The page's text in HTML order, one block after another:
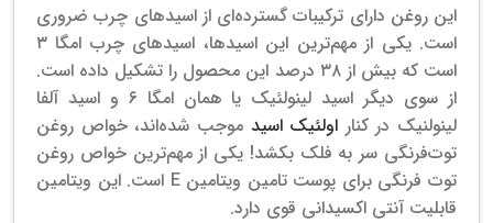
این روغن دارای ترکیبات گسترده‌‌ای از اسیدهای چرب ضروری
است. یکی از مهم‌ترین این اسیدها، اسید‌های چرب امگا ۳
است که بیش از ۳۸ درصد این محصول را تشکیل داده است.
از سوی دیگر اسید لینولئیک یا همان امگا ۶ و اسید آلفا
لینولنیک در کنار اولئیک اسید موجب شده‌‌اند، خواص روغن
توت‌فرنگی سر به فلک بکشد! یکی از مهم‌ترین خواص روغن
توت فرنگی برای پوست تامین ویتامین E است. این ویتامین
قابلیت آنتی اکسیدانی قوی دارد.